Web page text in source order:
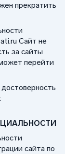
прекратить
Сайт не
за сайты
перейти
сайта по